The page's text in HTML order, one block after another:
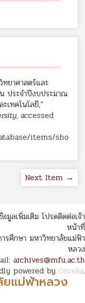
ยาศาสตร์และ
ประจำปีงบประมาณ
เทคโนโลยี,”
, accessed
items/sho
Next Item →
มูลเพิ่มเติม โปรดติดต่อเจ้า
หน้าที่
รศึกษา มหาวิทยาลัยแม่ฟ้า
หลวง
archives@mfu.ac.th
powered by Omeka.